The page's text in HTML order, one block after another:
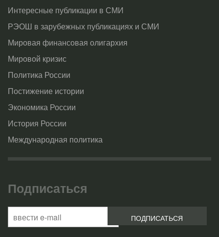
Интересные публикации в СМИ
РЭОШ в зарубежных публикациях и СМИ
Мировая финансовая олигархия
Мировой кризис
Политика России
Постижение истории
Экономика России
История России
Международная политика
Подписаться